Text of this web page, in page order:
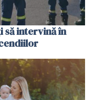
intervină în